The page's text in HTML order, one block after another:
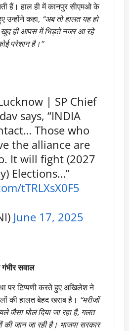
हैं। हाल ही में कानपुर सीएमओ के
उन्होंने कहा, “अब तो हालत यह हो
खुद ही आपस में भिड़ते नजर आ रहे
परेशान है।”
| SP Chief
says, “INDIA
Those who
the alliance are
It will fight (2027
Elections…”
tTRLXsX0F5
June 17, 2025
सवाल
पर टिप्पणी करते हुए अखिलेश ने
की हालत बेहद खराब है। “मरीजों
जैसा घोल दिया जा रहा है, गलत
जान जा रही है। भाजपा सरकार